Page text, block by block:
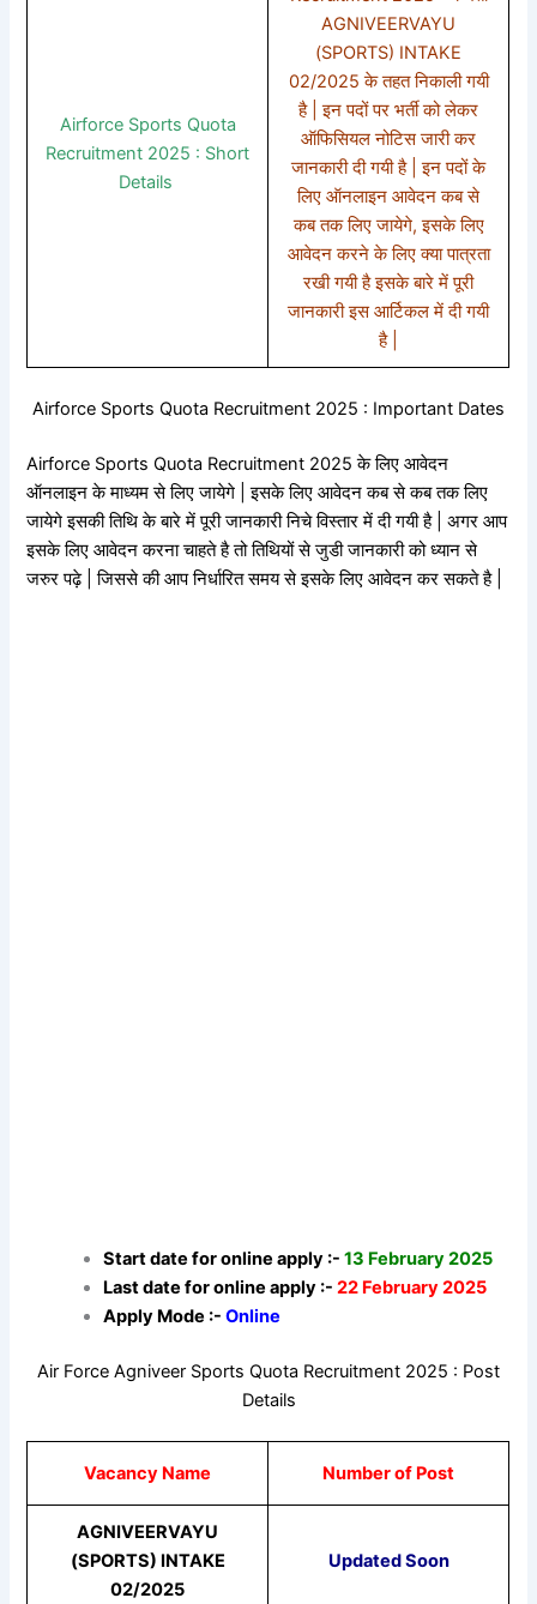
Airforce Sports Quota
Recruitment 2025 : Short
Details
AGNIVEERVAYU
(SPORTS) INTAKE
02/2025 के तहत निकाली गयी
है | इन पदों पर भर्ती को लेकर
ऑफिसियल नोटिस जारी कर
जानकारी दी गयी है | इन पदों के
लिए ऑनलाइन आवेदन कब से
कब तक लिए जायेगे, इसके लिए
आवेदन करने के लिए क्या पात्रता
रखी गयी है इसके बारे में पूरी
जानकारी इस आर्टिकल में दी गयी
है |
Airforce Sports Quota Recruitment 2025 : Important Dates
Airforce Sports Quota Recruitment 2025 के लिए आवेदन
ऑनलाइन के माध्यम से लिए जायेगे | इसके लिए आवेदन कब से कब तक लिए
जायेगे इसकी तिथि के बारे में पूरी जानकारी निचे विस्तार में दी गयी है | अगर आप
इसके लिए आवेदन करना चाहते है तो तिथियों से जुडी जानकारी को ध्यान से
जरुर पढ़े | जिससे की आप निर्धारित समय से इसके लिए आवेदन कर सकते है |
Start date for online apply :-13 February 2025
Last date for online apply :-22 February 2025
Apply Mode :-Online
Air Force Agniveer Sports Quota Recruitment 2025 : Post
Details
Vacancy Name Number of Post
AGNIVEERVAYU
(SPORTS) INTAKE
02/2025
Updated Soon